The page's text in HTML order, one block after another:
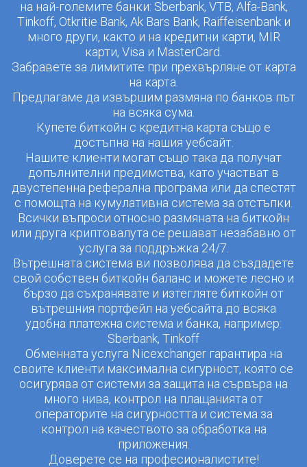
на най-големите банки: Sberbank, VTB, Alfa-Bank,
Tinkoff, Otkritie Bank, Ak Bars Bank, Raiffeisenbank и
много други, както и на кредитни карти, MIR
карти, Visa и MasterCard.
Забравете за лимитите при прехвърляне от карта
на карта.
Предлагаме да извършим размяна по банков път
на всяка сума.
Купете биткойн с кредитна карта също е
достъпна на нашия уебсайт.
Нашите клиенти могат също така да получат
допълнителни предимства, като участват в
двустепенна реферална програма или да спестят
с помощта на кумулативна система за отстъпки.
Всички въпроси относно размяната на биткойн
или друга криптовалута се решават незабавно от
услуга за поддръжка 24/7.
Вътрешната система ви позволява да създадете
свой собствен биткойн баланс и можете лесно и
бързо да съхранявате и изтегляте биткойн от
вътрешния портфейл на уебсайта до всяка
удобна платежна система и банка, например:
Sberbank, Tinkoff
Обменната услуга Nicexchanger гарантира на
своите клиенти максимална сигурност, която се
осигурява от системи за защита на сървъра на
много нива, контрол на плащанията от
операторите на сигурността и система за
контрол на качеството за обработка на
приложения.
Доверете се на професионалистите!